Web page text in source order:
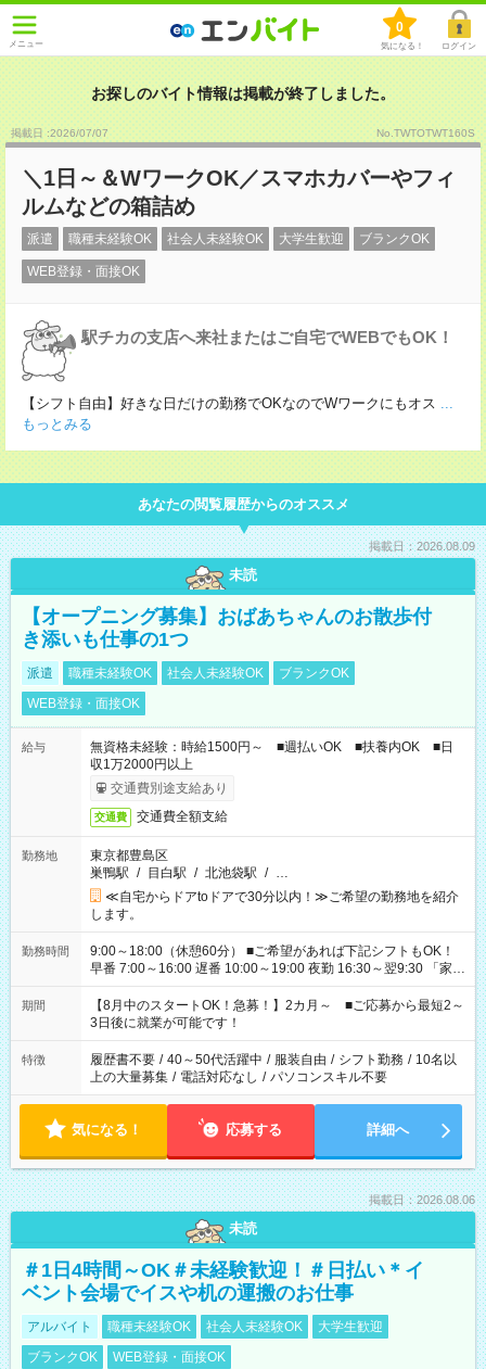
メニュー
0
気になる！ ログイン
お探しのバイト情報は掲載が終了しました。
掲載日 :2026/07/07 No.TWTOTWT160S
＼1日～＆WワークOK／スマホカバーやフィ
ルムなどの箱詰め
派遣 職種未経験OK 社会人未経験OK 大学生歓迎 ブランクOK
WEB登録・面接OK
駅チカの支店へ来社またはご自宅でWEBでもOK！
【シフト自由】好きな日だけの勤務でOKなのでWワークにもオス ...
もっとみる
あなたの閲覧履歴からのオススメ
掲載日：2026.08.09
未読
【オープニング募集】おばあちゃんのお散歩付
き添いも仕事の1つ
派遣 職種未経験OK 社会人未経験OK
ブランクOK
WEB登録・面接OK
給与
無資格未経験：時給1500円～ ■週払いOK ■扶養内OK ■日
収1万2000円以上
交通費別途支給あり
交通費 交通費全額支給
勤務地
東京都豊島区
巣鴨駅 / 目白駅 / 北池袋駅 / …
≪自宅からドアtoドアで30分以内！≫ご希望の勤務地を紹介
します。
勤務時間
9:00～18:00（休憩60分） ■ご希望があれば下記シフトもOK！
早番 7:00～16:00 遅番 10:00～19:00 夜勤 16:30～翌9:30 「家族
と休みを合わせたい」 「余裕を持って夕飯の準備がしたい」
「できれば残業はしたくない」 など、ご希望を教えてください
ね。 ※Wワーク希望の方へ 今ご覧のお仕事で希望する勤務時間
と、もう1つのお仕事の勤務時間。 合計で週40時間を超える場
合は応募できません。
期間
【8月中のスタートOK！急募！】2カ月～ ■ご応募から最短2～
3日後に就業が可能です！
特徴 履歴書不要 / 40～50代活躍中 / 服装自由 / シフト勤務 / 10名以
上の大量募集 / 電話対応なし / パソコンスキル不要
気になる！ 応募する 詳細へ
掲載日：2026.08.06
未読
＃1日4時間～OK＃未経験歓迎！＃日払い＊イ
ベント会場でイスや机の運搬のお仕事
アルバイト 職種未経験OK 社会人未経験OK
大学生歓迎
ブランクOK
WEB登録・面接OK